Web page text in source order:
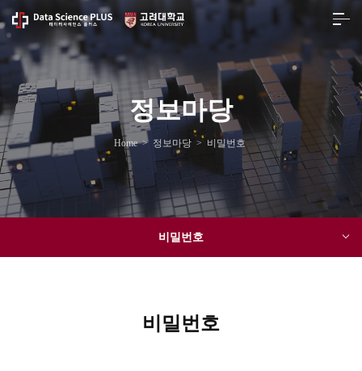
정보마당
Home> 정보마당 > 비밀번호
비밀번호
비밀번호